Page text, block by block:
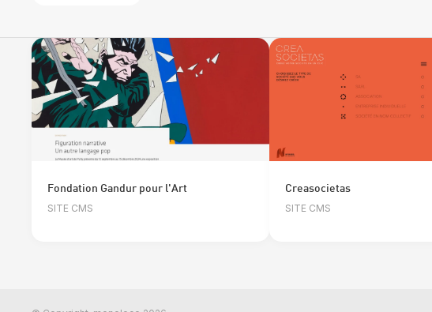
Fondation Gandur pour l'Art
SITE CMS
Creasocietas
SITE CMS